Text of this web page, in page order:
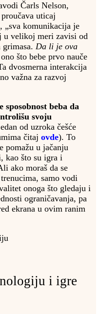
Čarls Nelson,
uticaj
„sva komunikacija je
u velikoj meri zavisi od
Da li je ova
što bebe prvo nauče
dvosmerna interakcija
važna za razvoj
beba da
svoju
od uzroka češće
čitaj ovde). To
pomažu u jačanju
kao što su igra i
ako moraš da se
samo vodi
onoga što gledaju i
ograničavanja, pa
ekrana u ovim ranim
i igre